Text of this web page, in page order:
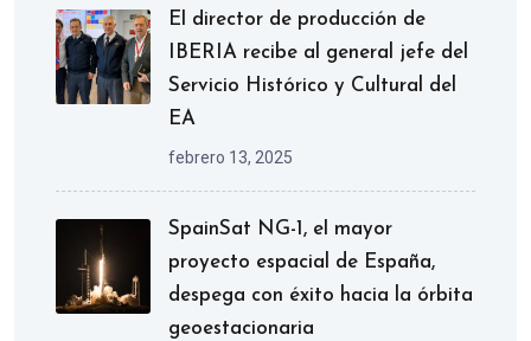
El director de producción de
IBERIA recibe al general jefe del
Servicio Histórico y Cultural del
EA
febrero 13, 2025
SpainSat NG-1, el mayor
proyecto espacial de España,
despega con éxito hacia la órbita
geoestacionaria